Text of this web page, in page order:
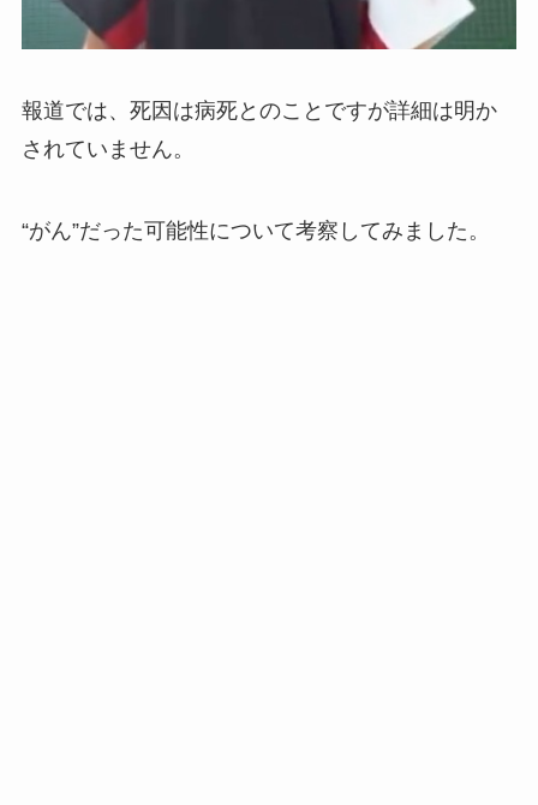
報道では、死因は病死とのことですが詳細は明か
されていません。
“がん”だった可能性について考察してみました。